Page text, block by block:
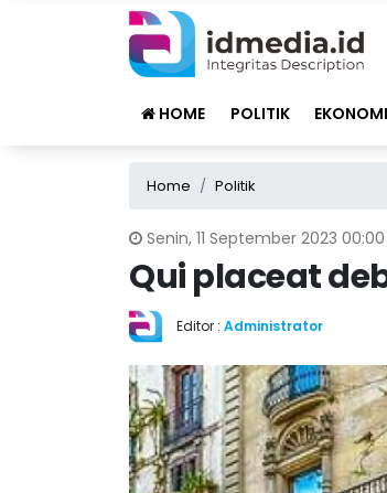
HOME POLITIK EKONOMI
Home Politik
Senin, 11 September 2023 00:00
Qui placeat
Editor : Administrator